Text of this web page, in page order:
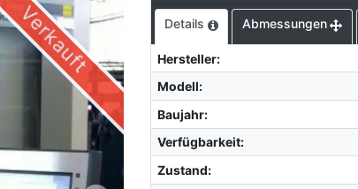
Verkauft Details Abmessungen
Hersteller:
Modell:
Baujahr:
Verfügbarkeit:
Zustand: